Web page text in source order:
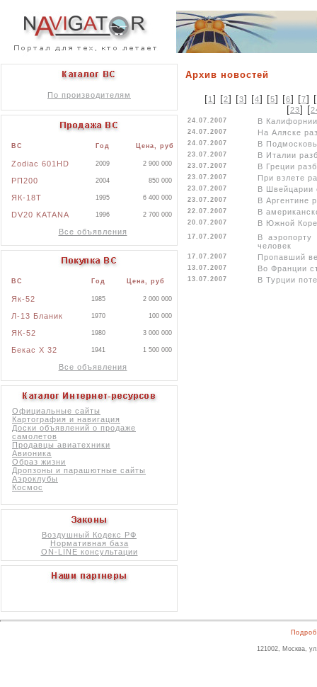
По производителям
ВС Год Цена, руб
Zodiac 601HD 2009 2 900 000
РП200 2004 850 000
ЯК-18Т 1995 6 400 000
DV20 KATANA 1996 2 700 000
Все объявления
ВС Год Цена, руб
Як-52 1985 2 000 000
Л-13 Бланик 1970 100 000
ЯК-52 1980 3 000 000
Бекас X 32 1941 1 500 000
Все объявления
Официальные сайты
Картография и навигация
Доски объявлений о продаже
самолетов
Продавцы авиатехники
Авионика
Образ жизни
Дропзоны и парашютные сайты
Аэроклубы
Космос
Воздушный Кодекс РФ
Нормативная база
ON-LINE консультации
Архив новостей
[1 ] [2] [3] [4] [5] [6] [7] [
[23] [
24.07.2007 В
24.07.2007 На Аляске
24.07.2007 В
23.07.2007 В Италии
23.07.2007 В Греции
23.07.2007 При взлете
23.07.2007 В Швейцарии
23.07.2007 В Аргентине
22.07.2007 В
20.07.2007 В Южной
17.07.2007
В аэропорту
человек
17.07.2007 Пропавший
13.07.2007 Во Франции
13.07.2007 В Турции
121002, Москва,